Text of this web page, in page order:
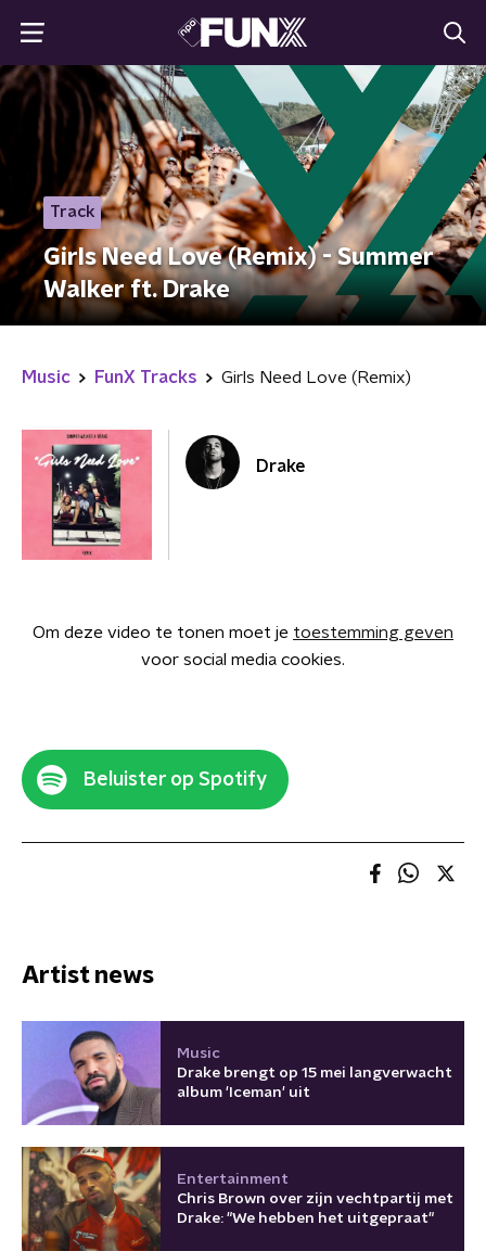
Track
Girls Need Love (Remix) - Summer
Walker ft. Drake
Music FunX Tracks Girls Need Love (Remix)
Drake
Om deze video te tonen moet je toestemming geven
voor social media cookies.
Beluister op Spotify
Artist news
Music
Drake brengt op 15 mei langverwacht
album 'Iceman' uit
Entertainment
Chris Brown over zijn vechtpartij met
Drake: "We hebben het uitgepraat"